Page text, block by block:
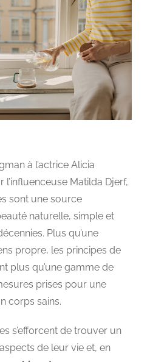
à l’actrice Alicia
l’influenceuse Matilda Djerf,
sont une source
naturelle, simple et
Plus qu’une
propre, les principes de
plus qu’une gamme de
prises pour une
corps sains.
s’efforcent de trouver un
de leur vie et, en